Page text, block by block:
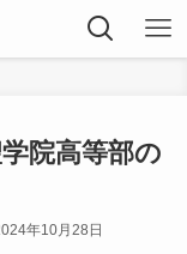
学院高等部の
年10月28日